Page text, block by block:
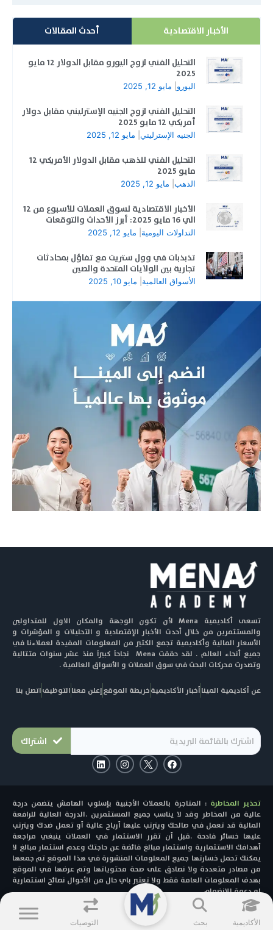
الأخبار الاقتصادية أحدث المقالات
التحليل الفني لزوج اليورو مقابل الدولار 12 مايو
2025
اليورو مايو 12, 2025
التحليل الفني لزوج الجنيه الإسترليني مقابل دولار
أمريكي 12 مايو 2025
الجنيه الإسترليني مايو 12, 2025
التحليل الفني للذهب مقابل الدولار الأمريكي 12
مايو 2025
الذهب مايو 12, 2025
الأخبار الاقتصادية لسوق العملات للأسبوع من 12
الي 16 مايو 2025: أبرز الأحداث والتوقعات
التداولات اليومية مايو 12, 2025
تذبذبات في وول ستريت مع تفاؤل بمحادثات
تجارية بين الولايات المتحدة والصين
الأسواق العالمية مايو 10, 2025
تسعى أكاديمية Mena لأن تكون الوجهة والمكان الاول للمتداولين
والمستثمرين من خلال أحدث الأخبار الإقتصادية و التحليلات و المؤشرات و
الأسعار المالية وأكاديمية تجمع الكثير من المعلومات المفيدة لعملاءنا في
جميع أنحاء العالم . لقد حققت Mena نجاحاً كبيراً منذ عشر سنوات متتالية
وتصدرت محركات البحث في سوق العملات و الأسواق العالمية .
عن أكاديمية الميناأخبار الأكاديميةخريطة الموقعإعلن معناالتوظيفاتصل بنا
اشتراك
F
a
c
o
o
k
I
n
s
g
r
a
m
L
i
n
d
i
n
تحذير المخاطرة : المتاجرة بالعملات الأجنبية بإسلوب الهامش يتضمن درجة
عالية من المخاطر وقد لا يناسب جميع المستثمرين .الدرجة العالية للرافعة
المالية قد تعمل في صالحك ويترتب عليها أرباح عالية أو تعمل ضدك ويترتب
عليها خسائر فادحة .قبل أن تقرر الاستثمار في العملات ينبغي مراجعة
أهدافك الاستثمارية واستثمار مبالغ فائضة عن حاجتك وعدم استثمار مبالغ لا
يمكنك تحمل خسارتها جميع المعلومات المنشورة في هذا الموقع تم جمعها
من مصادر متعددة ولا نصادق على صحة محتوياتها وتم عرضها في الموقع
بهدف المعلومات العامة فقط ولا تعتبر باي حال من الأحوال نصائح استثمارية
او دعوة للانضمام
© 2025 - MENACAD All Rights Reserved.
الأكاديمية بحث التوصيات